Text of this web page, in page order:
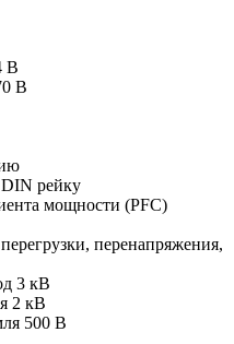
В
В
рейку
мощности (PFC)
перенапряжения,
3 кВ
2 кВ
500 В